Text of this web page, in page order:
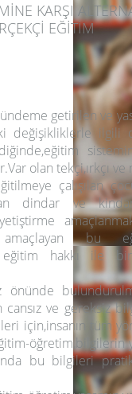
KARŞI
EĞİTİM
getirilen ve yasa
değişikliklerle ilgili
olan tekçi,ırkçı
çalışılan
dindar ve
bu
eğitim hakkı ile
önünde
ve gereksiz
için,insanın tüm
bu bilgileri